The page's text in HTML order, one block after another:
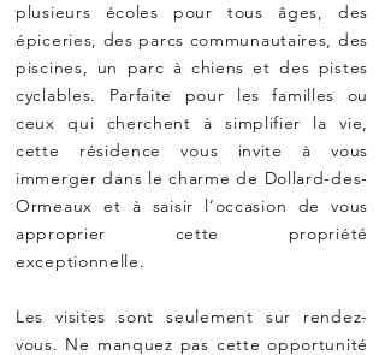
plusieurs écoles pour tous âges, des
épiceries, des parcs communautaires, des
piscines, un parc à chiens et des pistes
cyclables. Parfaite pour les familles ou
ceux qui cherchent à simplifier la vie,
cette résidence vous invite à vous
immerger dans le charme de Dollard-des-
Ormeaux et à saisir l’occasion de vous
approprier cette propriété
exceptionnelle.
Les visites sont seulement sur rendez-
vous. Ne manquez pas cette opportunité